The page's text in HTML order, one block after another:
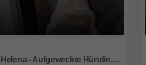
Helena - Aufgeweckte Hündin, ca. 5 Monate